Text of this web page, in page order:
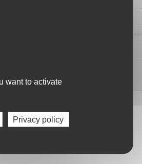
Asesoramiento y Gestión Económica-Administrativa
Calidad y Gestión del conocimiento
want to activate
Privacy policy